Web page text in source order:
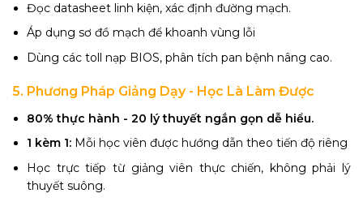
Đọc datasheet linh kiện, xác định đường mạch.
Áp dụng sơ đồ mạch để khoanh vùng lỗi
Dùng các toll nạp BIOS, phân tích pan bệnh nâng cao.
5. Phương Pháp Giảng Dạy - Học Là Làm Được
80% thực hành - 20 lý thuyết ngắn gọn dễ hiểu.
1 kèm 1: Mỗi học viên được hướng dẫn theo tiến độ riêng
Học trực tiếp từ giảng viên thực chiến, không phải lý
thuyết suông.